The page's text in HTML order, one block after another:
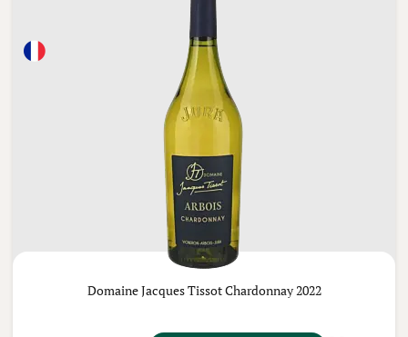
Domaine Jacques Tissot Chardonnay 2022